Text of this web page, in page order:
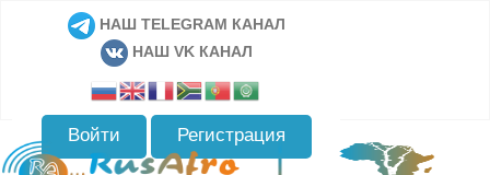
НАШ TELEGRAM КАНАЛ
НАШ VK КАНАЛ
Войти Регистрация